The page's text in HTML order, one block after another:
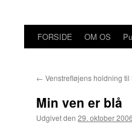
Hop
indhold
FORSIDE OM OS
← Venstrefløjens holdning til
Min ven er blå
Udgivet den 29. oktober 2006